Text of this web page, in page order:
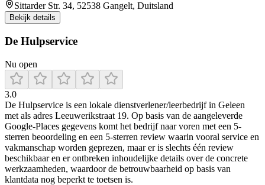
Sittarder Str. 34, 52538 Gangelt, Duitsland
Bekijk details
De Hulpservice
Nu open
3.0
De Hulpservice is een lokale dienstverlener/leerbedrijf in Geleen
met als adres Leeuwerikstraat 19. Op basis van de aangeleverde
Google-Places gegevens komt het bedrijf naar voren met een 5-
sterren beoordeling en een 5-sterren review waarin vooral service en
vakmanschap worden geprezen, maar er is slechts één review
beschikbaar en er ontbreken inhoudelijke details over de concrete
werkzaamheden, waardoor de betrouwbaarheid op basis van
klantdata nog beperkt te toetsen is.